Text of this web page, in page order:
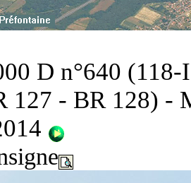
D n°640
127 - BR 128) -